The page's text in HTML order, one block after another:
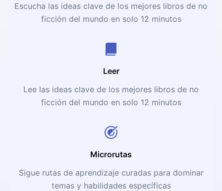
Escucha las ideas clave de los mejores libros de no
ficción del mundo en solo 12 minutos
Leer
Lee las ideas clave de los mejores libros de no
ficción del mundo en solo 12 minutos
Microrutas
Sigue rutas de aprendizaje curadas para dominar
temas y habilidades específicas